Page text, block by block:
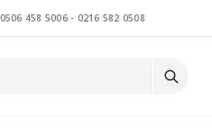
0506 458 5006- 0216 582 0508